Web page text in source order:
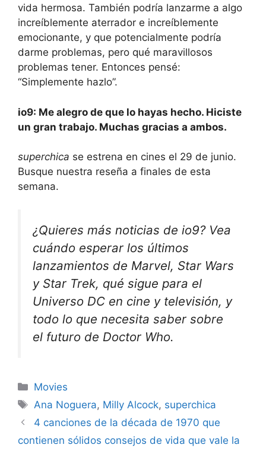
vida hermosa. También podría lanzarme a algo
increíblemente aterrador e increíblemente
emocionante, y que potencialmente podría
darme problemas, pero qué maravillosos
problemas tener. Entonces pensé:
“Simplemente hazlo”.
io9: Me alegro de que lo hayas hecho. Hiciste
un gran trabajo. Muchas gracias a ambos.
superchica se estrena en cines el 29 de junio.
Busque nuestra reseña a finales de esta
semana.
¿Quieres más noticias de io9? Vea
cuándo esperar los últimos
lanzamientos de Marvel, Star Wars
y Star Trek, qué sigue para el
Universo DC en cine y televisión, y
todo lo que necesita saber sobre
el futuro de Doctor Who.
Categories
Movies
Tags
Ana Noguera, Milly Alcock, superchica
4 canciones de la década de 1970 que
contienen sólidos consejos de vida que vale la